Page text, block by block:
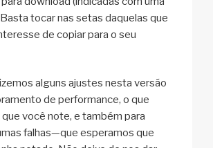
tocar nas setas daquelas que
de copiar para o seu
alguns ajustes nesta versão
de performance, o que
você note, e também para
falhas—que esperamos que